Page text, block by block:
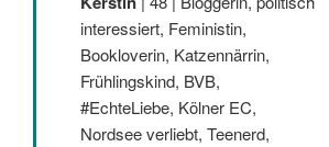
interessiert, Feministin,
Bookloverin, Katzennärrin,
Frühlingskind, BVB,
#EchteLiebe, Kölner EC,
Nordsee verliebt, Teenerd,